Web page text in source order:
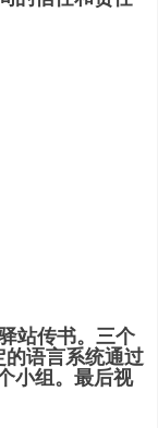
站传书。三个
的语言系统通过
小组。最后视